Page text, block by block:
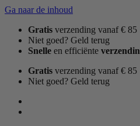
Ga naar de inhoud
Gratis verzending vanaf € 85
Niet goed? Geld terug
Snelle en efficiënte
Gratis verzending vanaf € 85
Niet goed? Geld terug